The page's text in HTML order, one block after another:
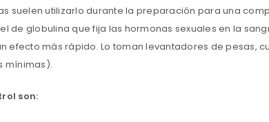
electrónico*
suelen utilizarlo durante la preparación para una
de globulina que fija las hormonas sexuales en la
efecto más rápido. Lo toman levantadores de pesas,
mínimas).
son: